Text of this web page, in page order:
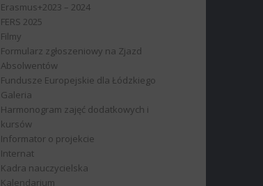
Erasmus+2023 – 2024
FERS 2025
Filmy
Formularz zgłoszeniowy na Zjazd
Absolwentów
Fundusze Europejskie dla Łódzkiego
Galeria
Harmonogram zajęć dodatkowych i
kursów
Informator o projekcie
Internat
Kadra nauczycielska
Kalendarium